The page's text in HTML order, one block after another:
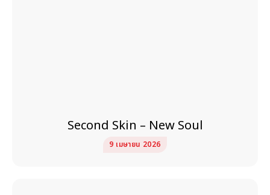
Second Skin – New Soul
9 เมษายน 2026